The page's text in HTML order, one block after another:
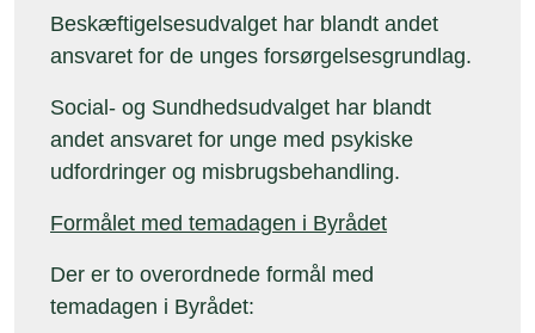
Beskæftigelsesudvalget har blandt andet
ansvaret for de unges forsørgelsesgrundlag.
Social- og Sundhedsudvalget har blandt
andet ansvaret for unge med psykiske
udfordringer og misbrugsbehandling.
Formålet med temadagen i Byrådet
Der er to overordnede formål med
temadagen i Byrådet: